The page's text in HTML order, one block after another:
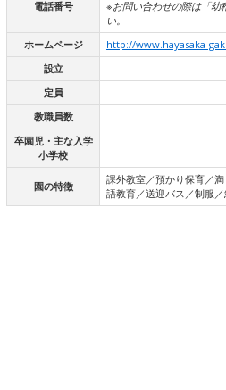
電話番号
※お問い合わせの際は「幼
い。
ホームページ
http://www.hayasaka-
設立
定員
教職員数
卒園児・主な入学
小学校
園の特徴
課外教室／預かり保育／
語教育／送迎バス／制服